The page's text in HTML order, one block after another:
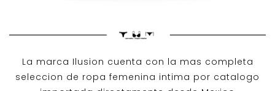
La marca Ilusion cuenta con la mas completa
seleccion de ropa femenina intima por catalogo